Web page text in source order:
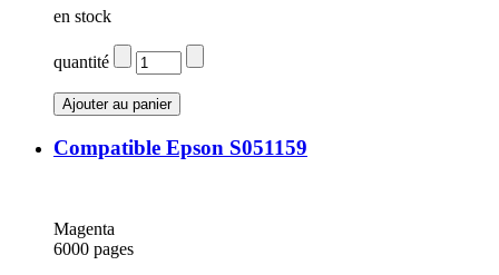
en stock
quantité
Compatible Epson S051159
Magenta
6000 pages